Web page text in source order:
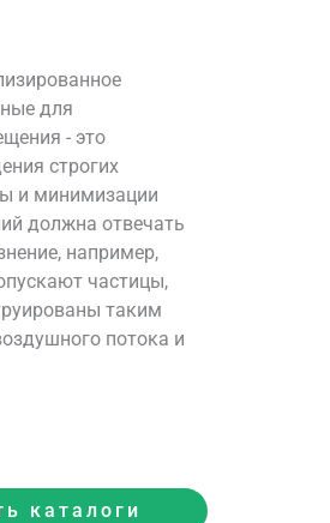
для
- это
строгих
и минимизации
должна отвечать
например,
частицы,
таким
потока и
каталоги